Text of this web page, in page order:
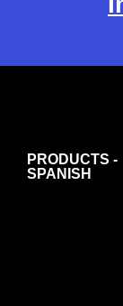
PRODUCTS -
SPANISH